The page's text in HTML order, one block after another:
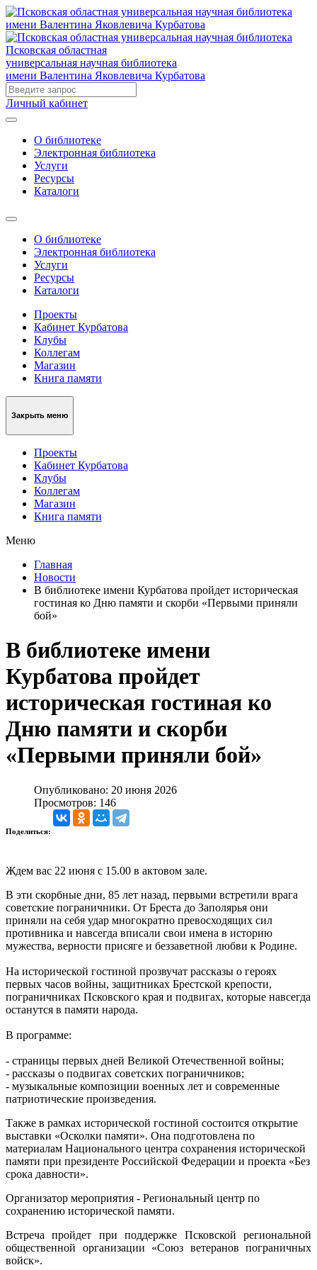
Псковская областная
универсальная научная библиотека
имени Валентина Яковлевича Курбатова
Личный кабинет
О библиотеке
Электронная библиотека
Услуги
Ресурсы
Каталоги
О библиотеке
Электронная библиотека
Услуги
Ресурсы
Каталоги
Проекты
Кабинет Курбатова
Клубы
Коллегам
Магазин
Книга памяти
Закрыть меню
Проекты
Кабинет Курбатова
Клубы
Коллегам
Магазин
Книга памяти
Меню
Главная
Новости
В библиотеке имени Курбатова пройдет историческая
гостиная ко Дню памяти и скорби «Первыми приняли
бой»
В библиотеке имени
Курбатова пройдет
историческая гостиная ко
Дню памяти и скорби
«Первыми приняли бой»
Опубликовано: 20 июня 2026
Просмотров: 146
Поделиться:
Ждем вас 22 июня с 15.00 в актовом зале.
В эти скорбные дни, 85 лет назад, первыми встретили врага
советские пограничники. От Бреста до Заполярья они
приняли на себя удар многократно превосходящих сил
противника и навсегда вписали свои имена в историю
мужества, верности присяге и беззаветной любви к Родине.
На исторической гостиной прозвучат рассказы о героях
первых часов войны, защитниках Брестской крепости,
пограничниках Псковского края и подвигах, которые навсегда
останутся в памяти народа.
В программе:
- страницы первых дней Великой Отечественной войны;
- рассказы о подвигах советских пограничников;
- музыкальные композиции военных лет и современные
патриотические произведения.
Также в рамках исторической гостиной состоится открытие
выставки «Осколки памяти». Она подготовлена по
материалам Национального центра сохранения исторической
памяти при президенте Российской Федерации и проекта «Без
срока давности».
Организатор мероприятия - Региональный центр по
сохранению исторической памяти.
Встреча пройдет при поддержке Псковской региональной
общественной организации «Союз ветеранов пограничных
войск».